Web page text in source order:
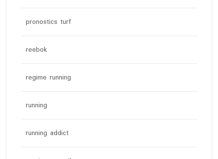
pronostics turf
reebok
regime running
running
running addict